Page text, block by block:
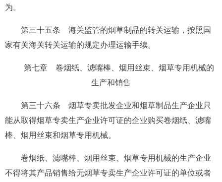
为。
第三十五条 海关监管的烟草制品的转关运输，按照国
家有关海关转关运输的规定办理运输手续。
第七章 卷烟纸、滤嘴棒、烟用丝束、 烟草专用机械的
生产和销售
第三十六条 烟草专卖批发企业和烟草制品生产企业只
能从取得烟草专卖生产企业许可证的企业购买卷烟纸、滤嘴
棒、烟用丝束和烟草专用机械。
卷烟纸、滤嘴棒、烟用丝束、烟草专用机械的生产企业
不得将其产品销售给无烟草专卖生产企业许可证的单位或者